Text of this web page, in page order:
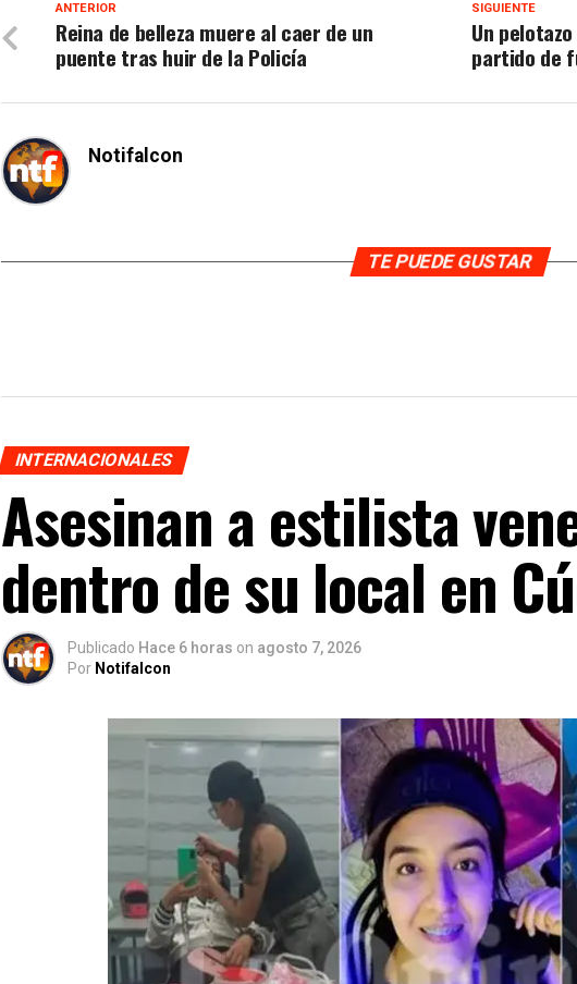
SIGUIENTE
Un
partido de
ANTERIOR
Reina de belleza muere al caer de un
puente tras huir de la Policía
Notifalcon
TE PUEDE GUSTAR
INTERNACIONALES
Asesinan a estilista
dentro de su local en
Publicado Hace 6 horas on agosto 7, 2026
Por Notifalcon